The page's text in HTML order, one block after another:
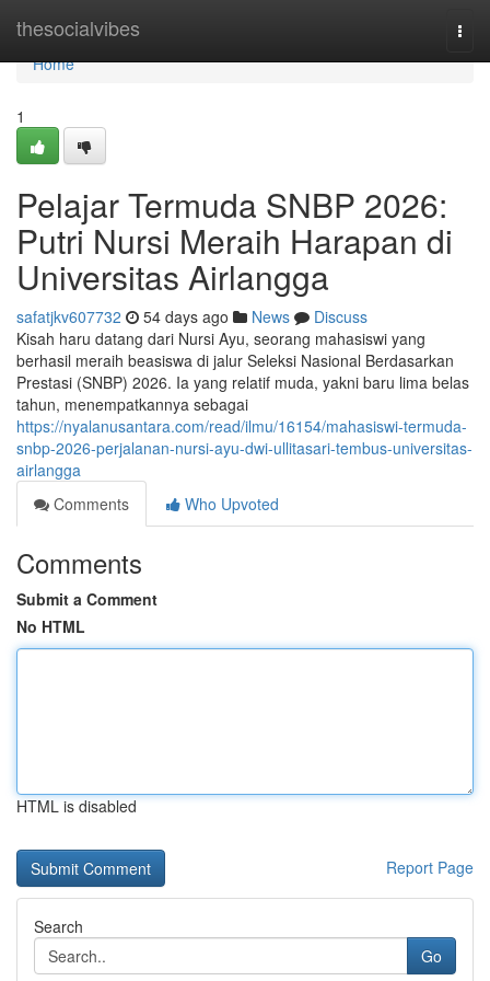
thesocialvibes
Home
Home
1
Pelajar Termuda SNBP 2026:
Putri Nursi Meraih Harapan di
Universitas Airlangga
safatjkv607732 54 days ago News
Discuss
Kisah haru datang dari Nursi Ayu, seorang mahasiswi yang
berhasil meraih beasiswa di jalur Seleksi Nasional Berdasarkan
Prestasi (SNBP) 2026. Ia yang relatif muda, yakni baru lima belas
tahun, menempatkannya sebagai
https://nyalanusantara.com/read/ilmu/16154/mahasiswi-termuda-
snbp-2026-perjalanan-nursi-ayu-dwi-ullitasari-tembus-universitas-
airlangga
Comments
Who Upvoted
Comments
Submit a Comment
No HTML
HTML is disabled
Report Page
Search
Go